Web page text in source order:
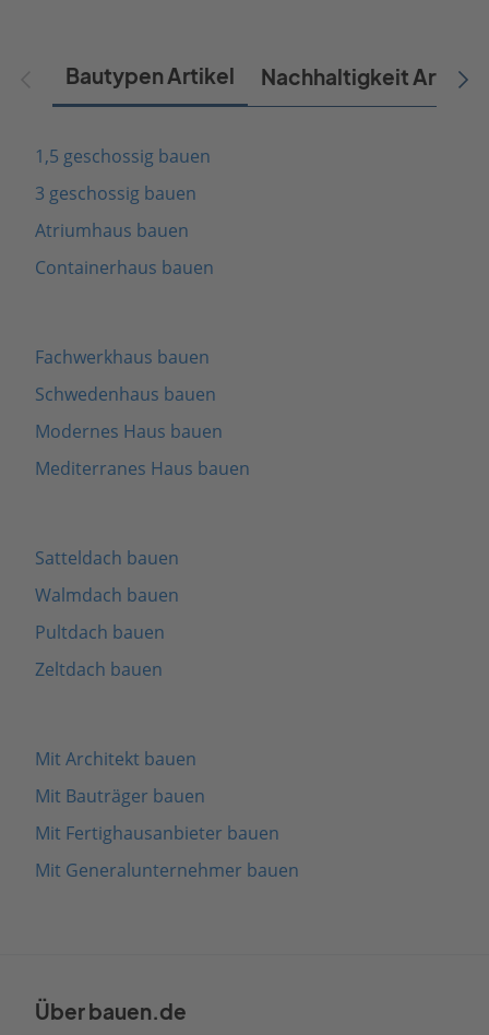
Bautypen Artikel Nachhaltigkeit Artikel
1,5 geschossig bauen
3 geschossig bauen
Atriumhaus bauen
Containerhaus bauen
Fachwerkhaus bauen
Schwedenhaus bauen
Modernes Haus bauen
Mediterranes Haus bauen
Satteldach bauen
Walmdach bauen
Pultdach bauen
Zeltdach bauen
Mit Architekt bauen
Mit Bauträger bauen
Mit Fertighausanbieter bauen
Mit Generalunternehmer bauen
Über bauen.de